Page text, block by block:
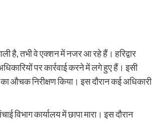
है, तभी वे एक्शन में नजर आ रहे हैं। हरिद्वार
पर कार्रवाई करने में लगे हुए हैं। इसी
का औचक निरीक्षण किया। इस दौरान कई अधिकारी
विभाग कार्यालय में छापा मारा। इस दौरान